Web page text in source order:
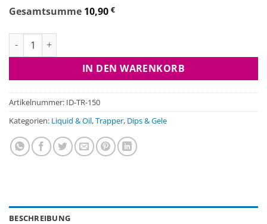
Gesamtsumme 10,90 €
Intense Hookbait Dip - Trapper Menge
IN DEN WARENKORB
Artikelnummer: ID-TR-150
Kategorien: Liquid & Oil,Trapper, Dips & Gele
BESCHREIBUNG